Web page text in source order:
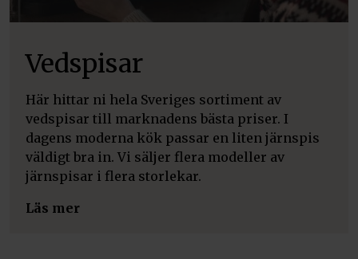
Vedspisar
Här hittar ni hela Sveriges sortiment av
vedspisar till marknadens bästa priser. I
dagens moderna kök passar en liten järnspis
väldigt bra in. Vi säljer flera modeller av
järnspisar i flera storlekar.
Läs mer